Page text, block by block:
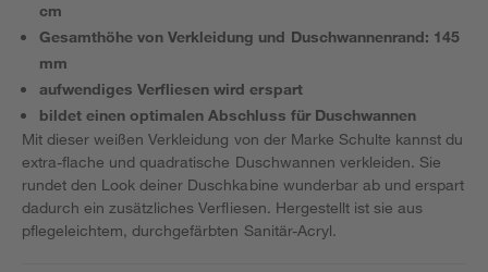
cm
Gesamthöhe von Verkleidung und Duschwannenrand: 145
mm
aufwendiges Verfliesen wird erspart
bildet einen optimalen Abschluss für Duschwannen
Mit dieser weißen Verkleidung von der Marke Schulte kannst du
extra-flache und quadratische Duschwannen verkleiden. Sie
rundet den Look deiner Duschkabine wunderbar ab und erspart
dadurch ein zusätzliches Verfliesen. Hergestellt ist sie aus
pflegeleichtem, durchgefärbten Sanitär-Acryl.